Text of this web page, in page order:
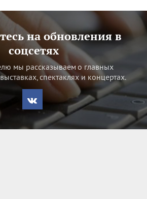
на обновления в
соцсетях
мы рассказываем о главных
спектаклях и концертах.